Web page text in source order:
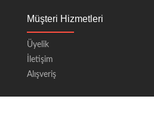
Müşteri Hizmetleri
Üyelik
İletişim
Alışveriş